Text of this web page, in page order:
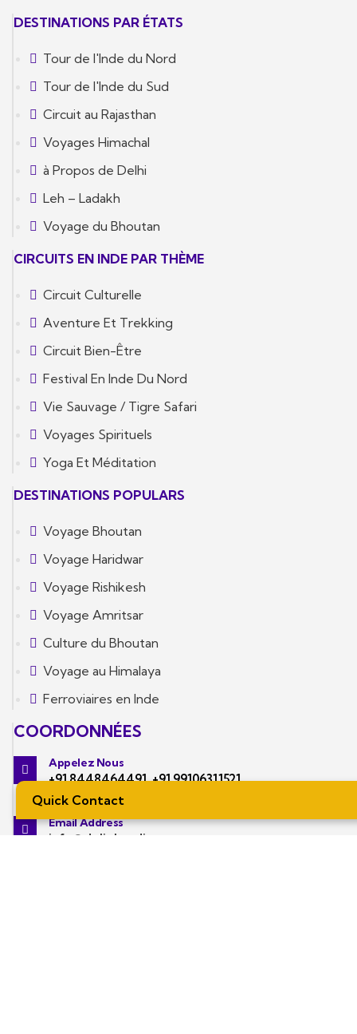
DESTINATIONS PAR ÉTATS
Tour de l'Inde du Nord
Tour de l'Inde du Sud
Circuit au Rajasthan
Voyages Himachal
à Propos de Delhi
Leh – Ladakh
Voyage du Bhoutan
CIRCUITS EN INDE PAR THÈME
Circuit Culturelle
Aventure Et Trekking
Circuit Bien-Être
Festival En Inde Du Nord
Vie Sauvage / Tigre Safari
Voyages Spirituels
Yoga Et Méditation
DESTINATIONS POPULARS
Voyage Bhoutan
Voyage Haridwar
Voyage Rishikesh
Voyage Amritsar
Culture du Bhoutan
Voyage au Himalaya
Ferroviaires en Inde
COORDONNÉES
Appelez Nous
+91 8448464491,+91 99106311521
Email Address
info@delightedjourney.com
Quick Contact